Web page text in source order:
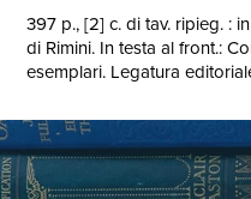
397 p., [2] c. di tav. ripieg. :
di Rimini. In testa al front.:
esemplari. Legatura